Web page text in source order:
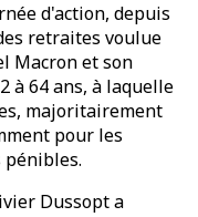
d'action, depuis
retraites voulue
Macron et son
à 64 ans, à laquelle
majoritairement
pour les
Dussopt a